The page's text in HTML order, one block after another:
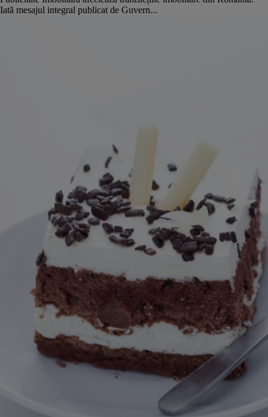
Articolul 40. Sumele ce pot fi reținute de proprietar din depozitul
de garanție sunt destinate acoperirii cheltuielilor pentru: a)
reparația sau înlocuirea obiectelor sanitare, precum și pentru
lucrările de construcții, care sunt în sarcina chiriașului; b)
întreținerea curenta și reparațiile lunare la elementele de folosință
comuna, care sunt în sarcina chiriașului; c) alte servicii realizate
în folosul chiriașului, de care acesta a beneficiat pe perioada
existenței contractului de închiriere și pe care nu le-a achitat.
Cei de la portalul de anunțuri Imobiliare.ro au făcut unmodel de
contract de închiriere
, care poate fi modificat în funcție de situația
fiecăruia.
Lunile august și septembrie: acum își caută chiriașii apartamente cel
mai mult
În fiecare an, chiriașii își caută mai degrabă locuințe în lunile august și
septembrie, conform unui studiu realizat de Storia, în anul 2023, citat
StartupCafe.ro.
Cele mai populare luni pentru închirierea apartamentelor sunt august și
septembrie, în care se realizează cu 56%, respectiv 57% mai multe
contactări decât media. În ceea ce privește casele de închiriat, cele mai
multe contactări au fost observate în luna iunie (+46%), urmată apoi de
august (+34%), mai (+31%) și iulie (+26%).
Iată mesajul integral publicat de Guvern...